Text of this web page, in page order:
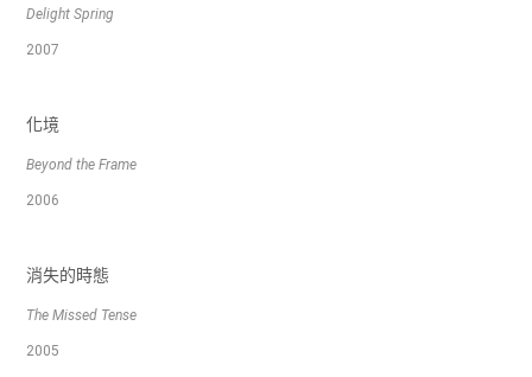
Delight Spring
2007
化境
Beyond the Frame
2006
消失的時態
The Missed Tense
2005